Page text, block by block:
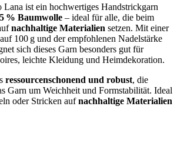
ist ein hochwertiges Handstrickgarn
% Baumwolle – ideal für alle, die beim
nachhaltige Materialien setzen. Mit einer
100 g und der empfohlenen Nadelstärke
sich dieses Garn besonders gut für
leichte Kleidung und Heimdekoration.
ressourcenschonend und robust, die
Garn um Weichheit und Formstabilität. Ideal
oder Stricken aufnachhaltige Materialien